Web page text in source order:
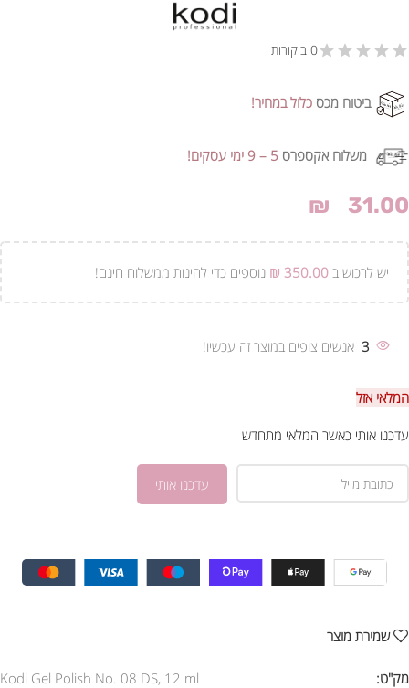
0 ביקורות
ביטוח מכס כלול במחיר!
משלוח אקספרס 5 – 9 ימי עסקים!
₪ 31.00
יש לרכוש ב ₪ 350.00 נוספים כדי להינות ממשלוח חינם!
3 אנשים צופים במוצר זה עכשיו!
המלאי אזל
עדכנו אותי כאשר המלאי מתחדש
שמירת מוצר
מק"ט:
Kodi Gel Polish No. 08 DS, 12 ml